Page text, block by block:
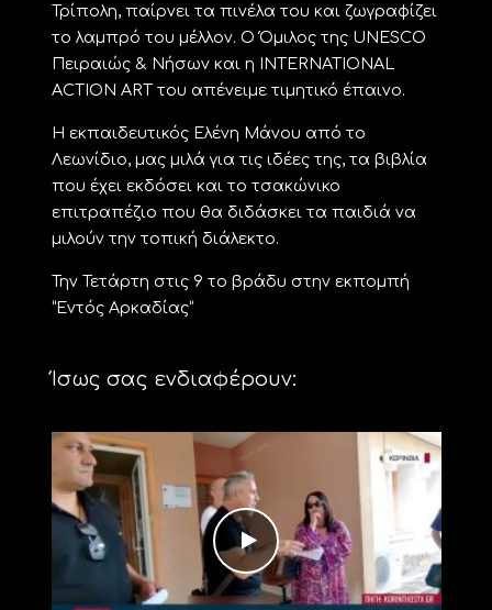
Τρίπολη, παίρνει τα πινέλα του και ζωγραφίζει
το λαμπρό του μέλλον. Ο Όμιλος της UNESCO
Πειραιώς & Νήσων και η INTERNATIONAL
ACTION ART του απένειμε τιμητικό έπαινο.
Η εκπαιδευτικός Ελένη Μάνου από το
Λεωνίδιο, μας μιλά για τις ιδέες της, τα βιβλία
που έχει εκδόσει και το τσακώνικο
επιτραπέζιο που θα διδάσκει τα παιδιά να
μιλούν την τοπική διάλεκτο.
Την Τετάρτη στις 9 το βράδυ στην εκπομπή
“Εντός Αρκαδίας”
Ίσως σας ενδιαφέρουν: